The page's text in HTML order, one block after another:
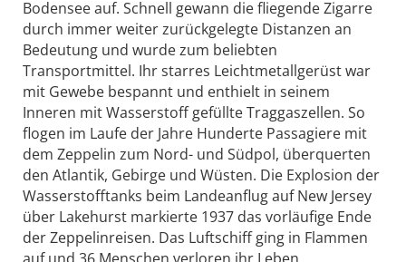
Bodensee auf. Schnell gewann die fliegende Zigarre
durch immer weiter zurückgelegte Di­stanzen an
Bedeutung und wurde zum beliebten
Transportmittel. Ihr starres Leichtmetallgerüst war
mit Gewebe bespannt und enthielt in seinem
Inneren mit Wasserstoff gefüllte Traggaszellen. So
flogen im Laufe der Jahre Hunderte Passagiere mit
dem Zeppelin zum Nord- und Südpol, überquerten
den Atlantik, Gebirge und Wüsten. Die Explosion der
Wasserstofftanks beim Landeanflug auf New Jersey
über Lakehurst markierte 1937 das vorläufige Ende
der Zeppelinreisen. Das Luftschiff ging in Flammen